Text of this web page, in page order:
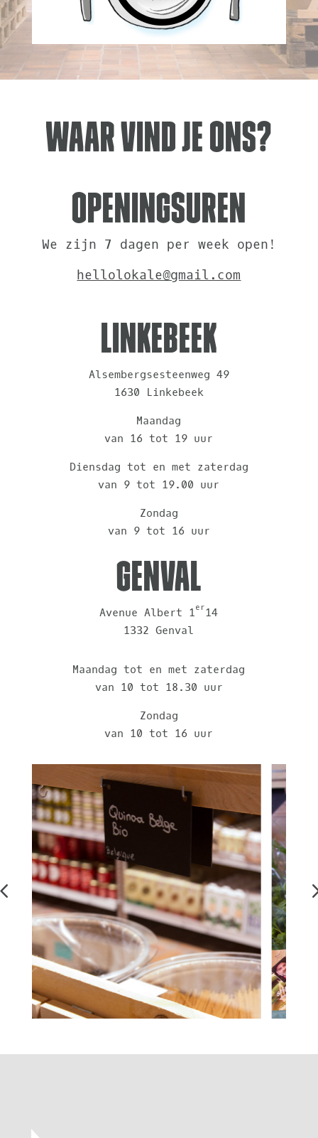
Waar vind je ons?
Openingsuren
We zijn 7 dagen per week open!
hellolokale@gmail.com
Linkebeek
Alsembergsesteenweg 49
1630 Linkebeek
Maandag
van 16 tot 19 uur
Diensdag tot en met zaterdag
van 9 tot 19.00 uur
Zondag
van 9 tot 16 uur
Genval
Avenue Albert 1er14
1332 Genval
Maandag tot en met zaterdag
van 10 tot 18.30 uur
Zondag
van 10 tot 16 uur